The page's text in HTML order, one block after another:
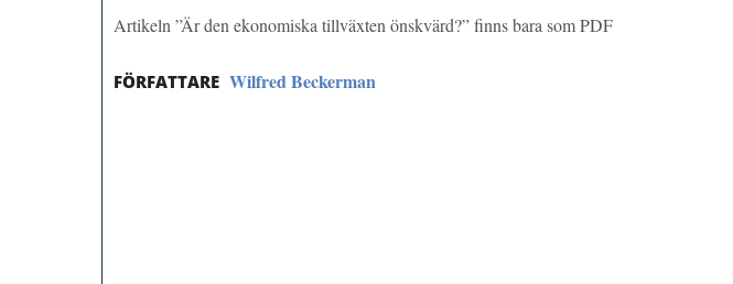
Artikeln ”Är den ekonomiska tillväxten önskvärd?” finns bara som PDF
FÖRFATTARE Wilfred Beckerman